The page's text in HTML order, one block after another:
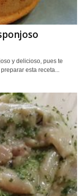
y delicioso, pues te
esta receta...